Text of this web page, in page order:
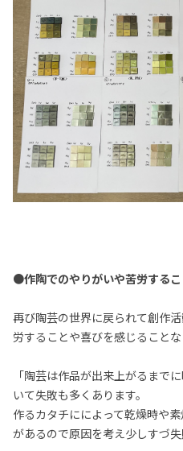
●作陶でのやりがいや苦労する
再び陶芸の世界に戻られて創作
労することや喜びを感じることな
「陶芸は作品が出来上がるまで
いて失敗も多くあります。
作るカタチにによって乾燥時や
があるので原因を考え少しすづ失